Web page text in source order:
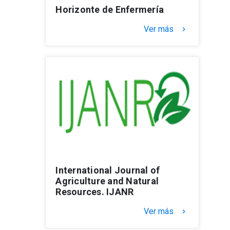
Horizonte de Enfermería
Ver más keyboard_arrow_right
International Journal of
Agriculture and Natural
Resources. IJANR
Ver más keyboard_arrow_right